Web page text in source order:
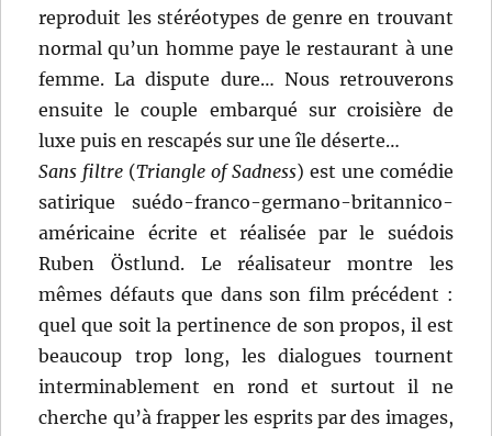
reproduit les stéréotypes de genre en trouvant
normal qu’un homme paye le restaurant à une
femme. La dispute dure… Nous retrouverons
ensuite le couple embarqué sur croisière de
luxe puis en rescapés sur une île déserte…
Sans filtre (Triangle of Sadness) est une comédie
satirique suédo-franco-germano-britannico-
américaine écrite et réalisée par le suédois
Ruben Östlund. Le réalisateur montre les
mêmes défauts que dans son film précédent :
quel que soit la pertinence de son propos, il est
beaucoup trop long, les dialogues tournent
interminablement en rond et surtout il ne
cherche qu’à frapper les esprits par des images,